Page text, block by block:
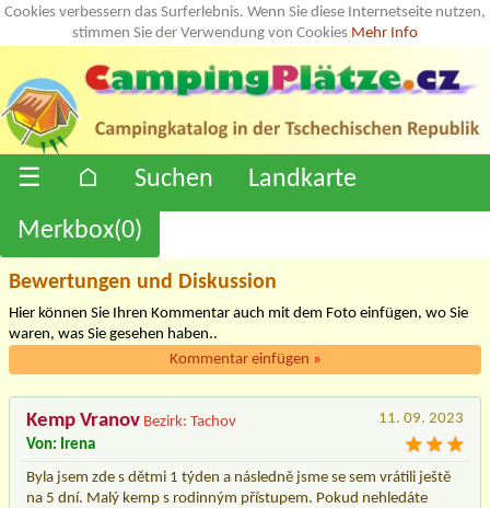
Cookies verbessern das Surferlebnis. Wenn Sie diese Internetseite nutzen,
stimmen Sie der Verwendung von Cookies Mehr Info
☰ ⌂ Suchen
Landkarte
Merkbox(0)
Bewertungen und Diskussion
Hier können Sie Ihren Kommentar auch mit dem Foto einfügen, wo Sie
waren, was Sie gesehen haben..
Kommentar einfügen »
Kemp Vranov Bezirk: Tachov
11. 09. 2023
Von: Irena
Byla jsem zde s dětmi 1 týden a následně jsme se sem vrátili ještě
na 5 dní. Malý kemp s rodinným přístupem. Pokud nehledáte